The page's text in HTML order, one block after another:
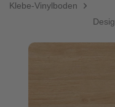
Klebe-Vinylboden